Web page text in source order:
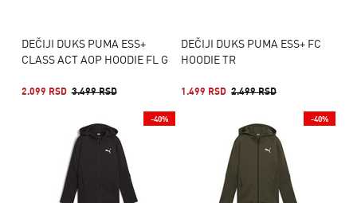
DEČIJI DUKS PUMA ESS+
CLASS ACT AOP HOODIE FL G
2.099 RSD 3.499 RSD
DEČIJI DUKS PUMA ESS+ FC
HOODIE TR
1.499 RSD 2.499 RSD
-40% -40%